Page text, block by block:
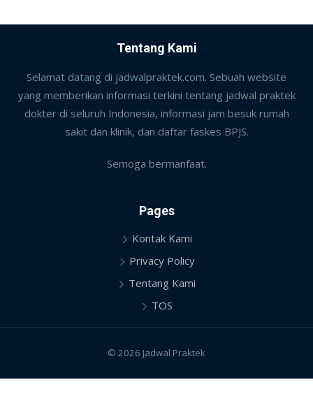
Tentang Kami
Selamat datang di jadwalpraktek.com. Sebuah website
yang memberikan informasi terkini tentang jadwal praktek
dokter di seluruh Indonesia, informasi jam besuk rumah
sakit dan klinik, dan daftar faskes BPJS.
Semoga bermanfaat.
Pages
Kontak Kami
Privacy Policy
Tentang Kami
TOS
© 2026 Jadwal Praktek